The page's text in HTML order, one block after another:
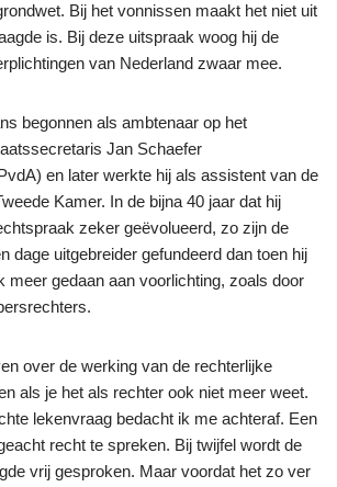
Bij het vonnissen maakt het niet uit
is. Bij deze uitspraak woog hij de
van Nederland zwaar mee.
begonnen als ambtenaar op het
Jan Schaefer
en later werkte hij als assistent van de
Kamer. In de bijna 40 jaar dat hij
zeker geëvolueerd, zo zijn de
dage uitgebreider gefundeerd dan toen hij
meer gedaan aan voorlichting, zoals door
over de werking van de rechterlijke
als je het als rechter ook niet meer weet.
lekenvraag bedacht ik me achteraf. Een
recht te spreken. Bij twijfel wordt de
vrij gesproken. Maar voordat het zo ver